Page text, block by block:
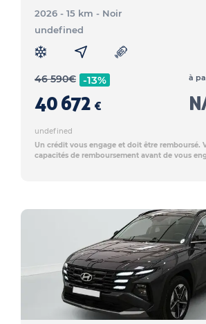
2026 - 15 km - Noir
undefined
46 590€ -13%
40 672 €
à
undefined
Un crédit vous engage et doit être remboursé.
capacités de remboursement avant de vous